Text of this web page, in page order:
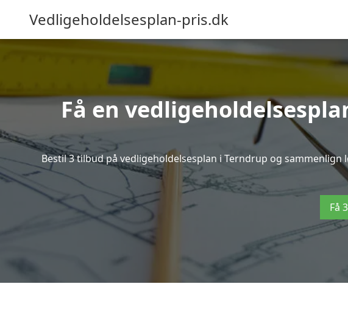
Vedligeholdelsesplan-pris.dk
Få en
Bestil 3 tilbud på vedligeholdelsesplan i Terndrup og
Få